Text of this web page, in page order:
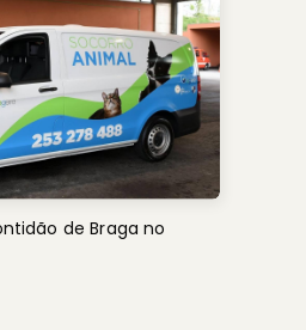
de Braga no